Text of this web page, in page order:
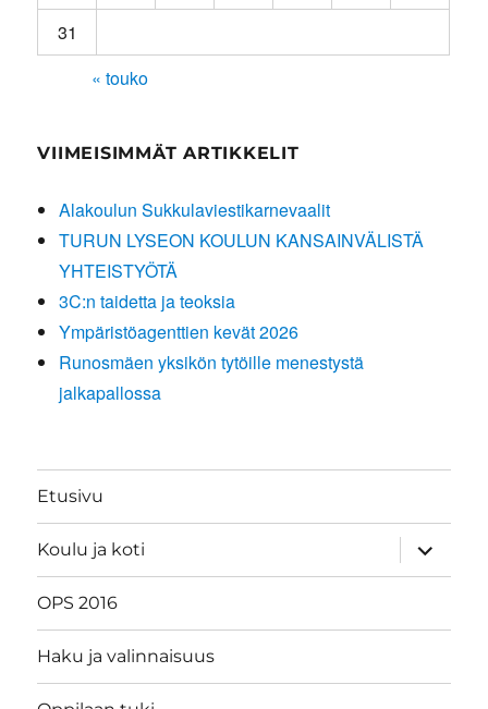
31
« touko
VIIMEISIMMÄT ARTIKKELIT
Alakoulun Sukkulaviestikarnevaalit
TURUN LYSEON KOULUN KANSAINVÄLISTÄ
YHTEISTYÖTÄ
3C:n taidetta ja teoksia
Ympäristöagenttien kevät 2026
Runosmäen yksikön tytöille menestystä
jalkapallossa
Etusivu
Koulu ja koti
näytä
OPS 2016
Haku ja valinnaisuus